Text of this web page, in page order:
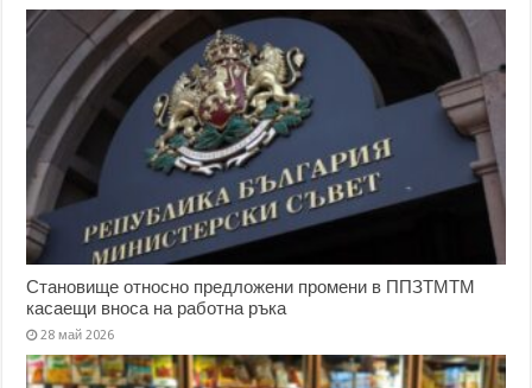
Становище относно предложени промени в ППЗТМТМ
касаещи вноса на работна ръка
28 май 2026